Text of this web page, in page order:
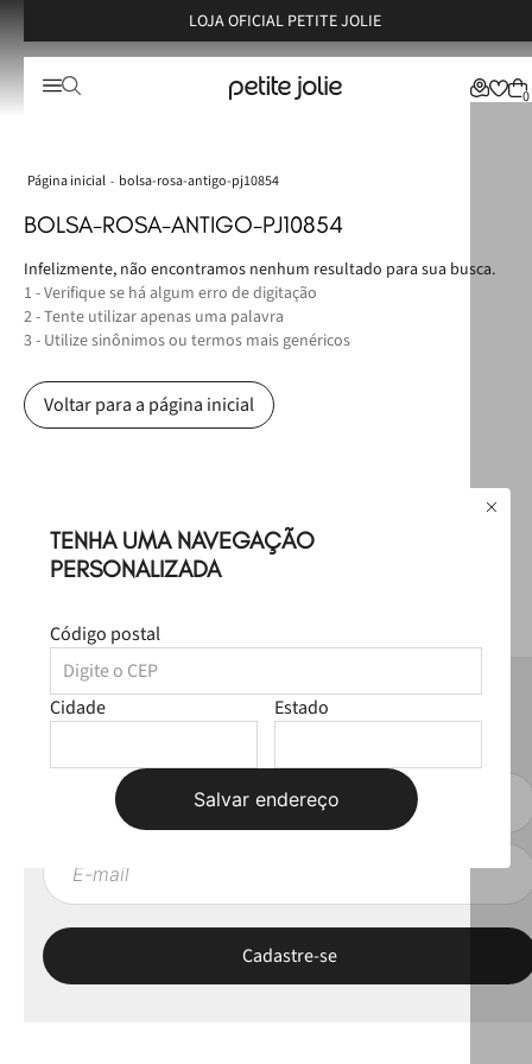
LOJA OFICIAL PETITE JOLIE
TENHA UMA NAVEGAÇÃO
PERSONALIZADA
Código postal
Cidade Estado
Salvar endereço
0
bolsa-rosa-antigo-pj10854
BOLSA-ROSA-ANTIGO-PJ10854
Infelizmente, não encontramos nenhum resultado para sua busca.
1 - Verifique se há algum erro de digitação
2 - Tente utilizar apenas uma palavra
3 - Utilize sinônimos ou termos mais genéricos
Voltar para a página inicial
NEWSLETTER